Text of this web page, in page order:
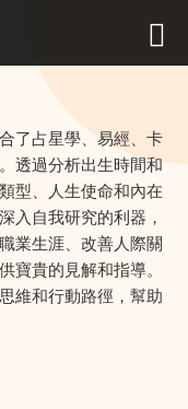
了占星學、易經、卡
透過分析出生時間和
型、人生使命和內在
入自我研究的利器，
業生涯、改善人際關
寶貴的見解和指導。
維和行動路徑，幫助